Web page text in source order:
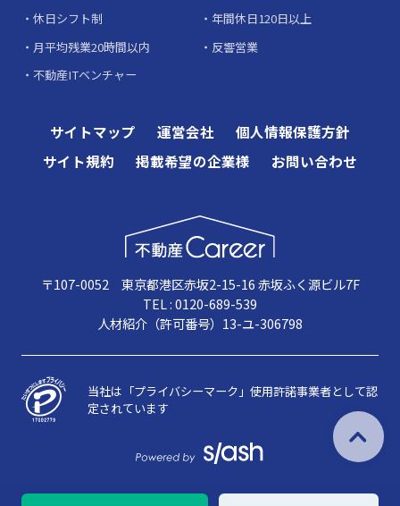
休日シフト制
年間休日120日以上
月平均残業20時間以内
反響営業
不動産ITベンチャー
サイトマップ 運営会社
個人情報保護方針
サイト規約
掲載希望の企業様 お問い合わせ
〒107-0052 東京都港区赤坂2-15-16 赤坂ふく源ビル7F
TEL : 0120-689-539
人材紹介（許可番号）13-ユ-306798
当社は「プライバシーマーク」使用許諾事業者として認
定されています